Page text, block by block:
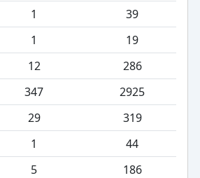
1
39
1
19
12
286
347
2925
29
319
1
44
5
186